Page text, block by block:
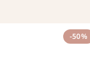
-50%